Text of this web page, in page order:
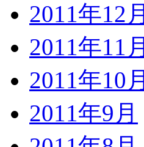
2011年12月
2011年11月
2011年10月
2011年9月